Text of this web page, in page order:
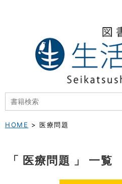
HOME >医療問題
「 医療問題 」 一覧